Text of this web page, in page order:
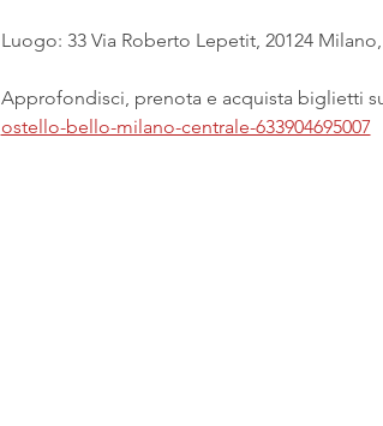
Luogo: 33 Via Roberto Lepetit, 20124
Approfondisci, prenota e acquista biglietti
ostello-bello-milano-centrale-633904695007